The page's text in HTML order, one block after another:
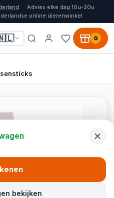
Advies elke dag 10u-20u
online dierenwinkel
0
bekijken